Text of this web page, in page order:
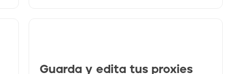
Guarda y edita tus proxies